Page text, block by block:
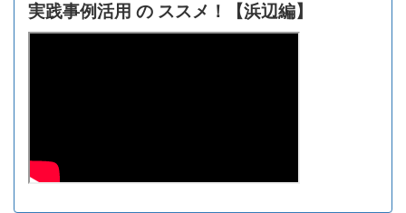
実践事例活用 の ススメ！【浜辺編】